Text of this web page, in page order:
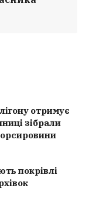
отримує
зібрали
покрівлі